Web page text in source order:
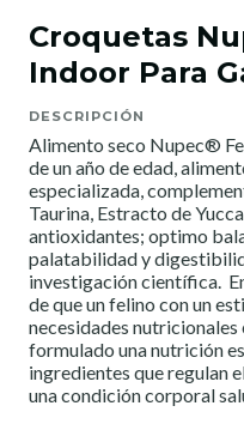
Croquetas
Indoor Para
DESCRIPCIÓN
Alimento seco Nupec®
de un año de edad,
especializada,
Taurina, Estracto de
antioxidantes; optimo
palatabilidad y
investigación científica.
de que un felino con un
necesidades nutricionales
formulado una nutrición
ingredientes que regulan
una condición corporal